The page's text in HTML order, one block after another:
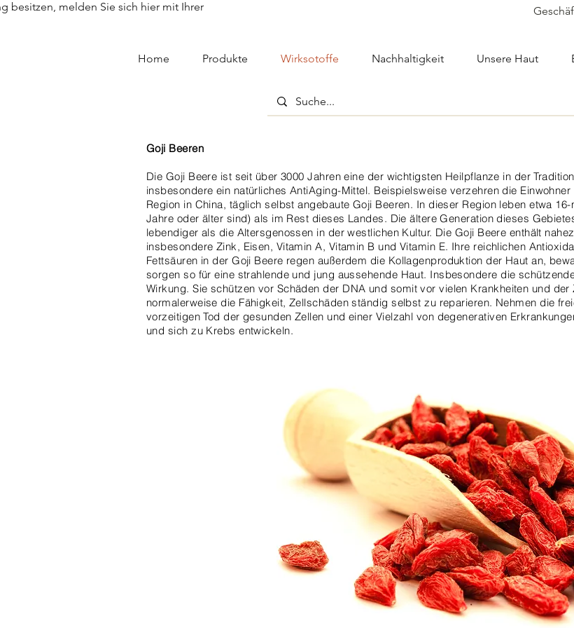
Home Produkte Wirksotoffe Nachhaltigkeit Unsere Haut
besitzen, melden Sie sich hier mit Ihrer
Goji Beeren
Die Goji Beere ist seit über 3000 Jahren eine der wichtigsten Heilpflanze in der
insbesondere ein natürliches AntiAging-Mittel. Beispielsweise verzehren die
Region in China, täglich selbst angebaute Goji Beeren. In dieser Region leben etwa
Jahre oder älter sind) als im Rest dieses Landes. Die ältere Generation dieses
lebendiger als die Altersgenossen in der westlichen Kultur. Die Goji Beere enthält
insbesondere Zink, Eisen, Vitamin A, Vitamin B und Vitamin E. Ihre reichlichen
Fettsäuren in der Goji Beere regen außerdem die Kollagenproduktion der Haut an,
sorgen so für eine strahlende und jung aussehende Haut. Insbesondere die
Wirkung. Sie schützen vor Schäden der DNA und somit vor vielen Krankheiten und
normalerweise die Fähigkeit, Zellschäden ständig selbst zu reparieren. Nehmen die
vorzeitigen Tod der gesunden Zellen und einer Vielzahl von degenerativen
und sich zu Krebs entwickeln.